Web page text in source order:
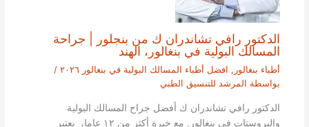
الدكتور رافي تشاندران ك من بنجلور | جراحة
المسالك البولية في بنغالور، الهند
أطباء بنغالور , افضل أطباء المسالك البولية في بنغالور ٢٠٢٦
/
بواسطة المرشد للتنسيق الطبي
الدكتور رافي تشاندران ك أفضل جراح المسالك البولية
والبروستات في بنغالور. مع خبرة أكثر من ١٢ عاما، يعتبر